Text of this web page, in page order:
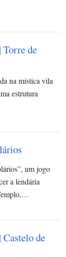
Torre de
na mística vila
estrutura
um jogo
a lendária
de